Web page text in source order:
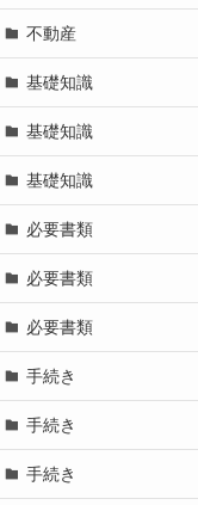
不動産
基礎知識
基礎知識
基礎知識
必要書類
必要書類
必要書類
手続き
手続き
手続き